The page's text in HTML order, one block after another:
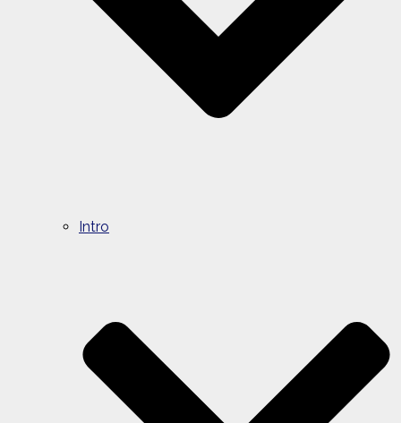
Intro